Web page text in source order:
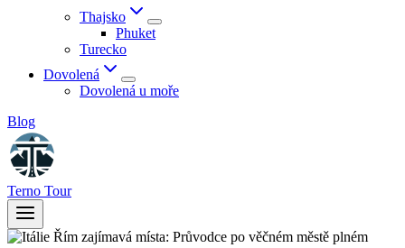
Thajsko
Phuket
Turecko
Dovolená
Dovolená u moře
Blog
Terno Tour